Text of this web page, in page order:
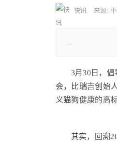
快讯 来源:
3月30日，
会，比瑞吉创始
义猫狗健康的高
其实，回溯